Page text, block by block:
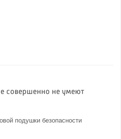
совершенно не умеют
подушки безопасности